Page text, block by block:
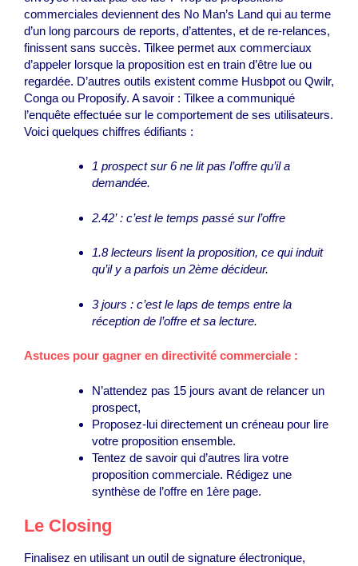
commerciales deviennent des No Man’s Land qui au terme
d’un long parcours de reports, d’attentes, et de re-relances,
finissent sans succès. Tilkee permet aux commerciaux
d’appeler lorsque la proposition est en train d’être lue ou
regardée. D’autres outils existent comme Husbpot ou Qwilr,
Conga ou Proposify. A savoir : Tilkee a communiqué
l’enquête effectuée sur le comportement de ses utilisateurs.
Voici quelques chiffres édifiants :
1 prospect sur 6 ne lit pas l’offre qu’il a
demandée.
2.42’ : c’est le temps passé sur l’offre
1.8 lecteurs lisent la proposition, ce qui induit
qu’il y a parfois un 2ème décideur.
3 jours : c’est le laps de temps entre la
réception de l’offre et sa lecture.
Astuces pour gagner en directivité commerciale :
N’attendez pas 15 jours avant de relancer un
prospect,
Proposez-lui directement un créneau pour lire
votre proposition ensemble.
Tentez de savoir qui d’autres lira votre
proposition commerciale. Rédigez une
synthèse de l’offre en 1ère page.
Le Closing
Finalisez en utilisant un outil de signature électronique,